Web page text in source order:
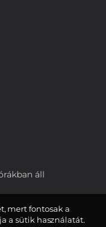
áll
mert fontosak a
a sütik használatát.